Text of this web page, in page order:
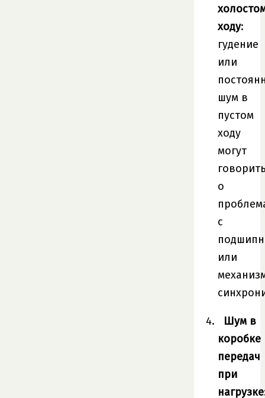
ходу:
гудение
или
шум в
пустом
ходу
могут
о
с
или
Шум в
коробке
передач
при
нагрузке